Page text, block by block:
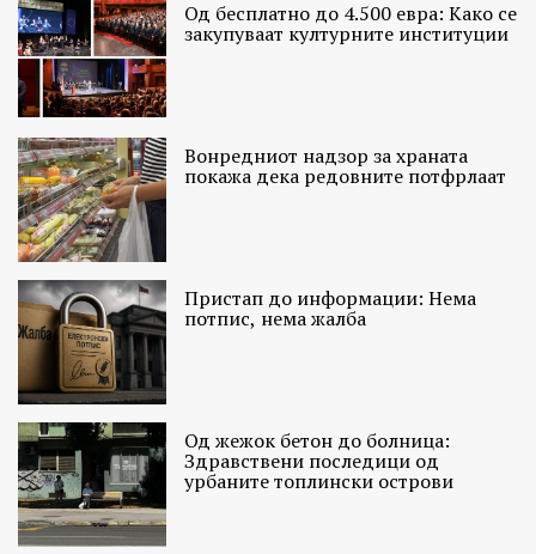
Од бесплатно до 4.500 евра: Како се
закупуваат културните институции
Вонредниот надзор за храната
покажа дека редовните потфрлаат
Пристап до информации: Нема
потпис, нема жалба
Од жежок бетон до болница:
Здравствени последици од
урбаните топлински острови